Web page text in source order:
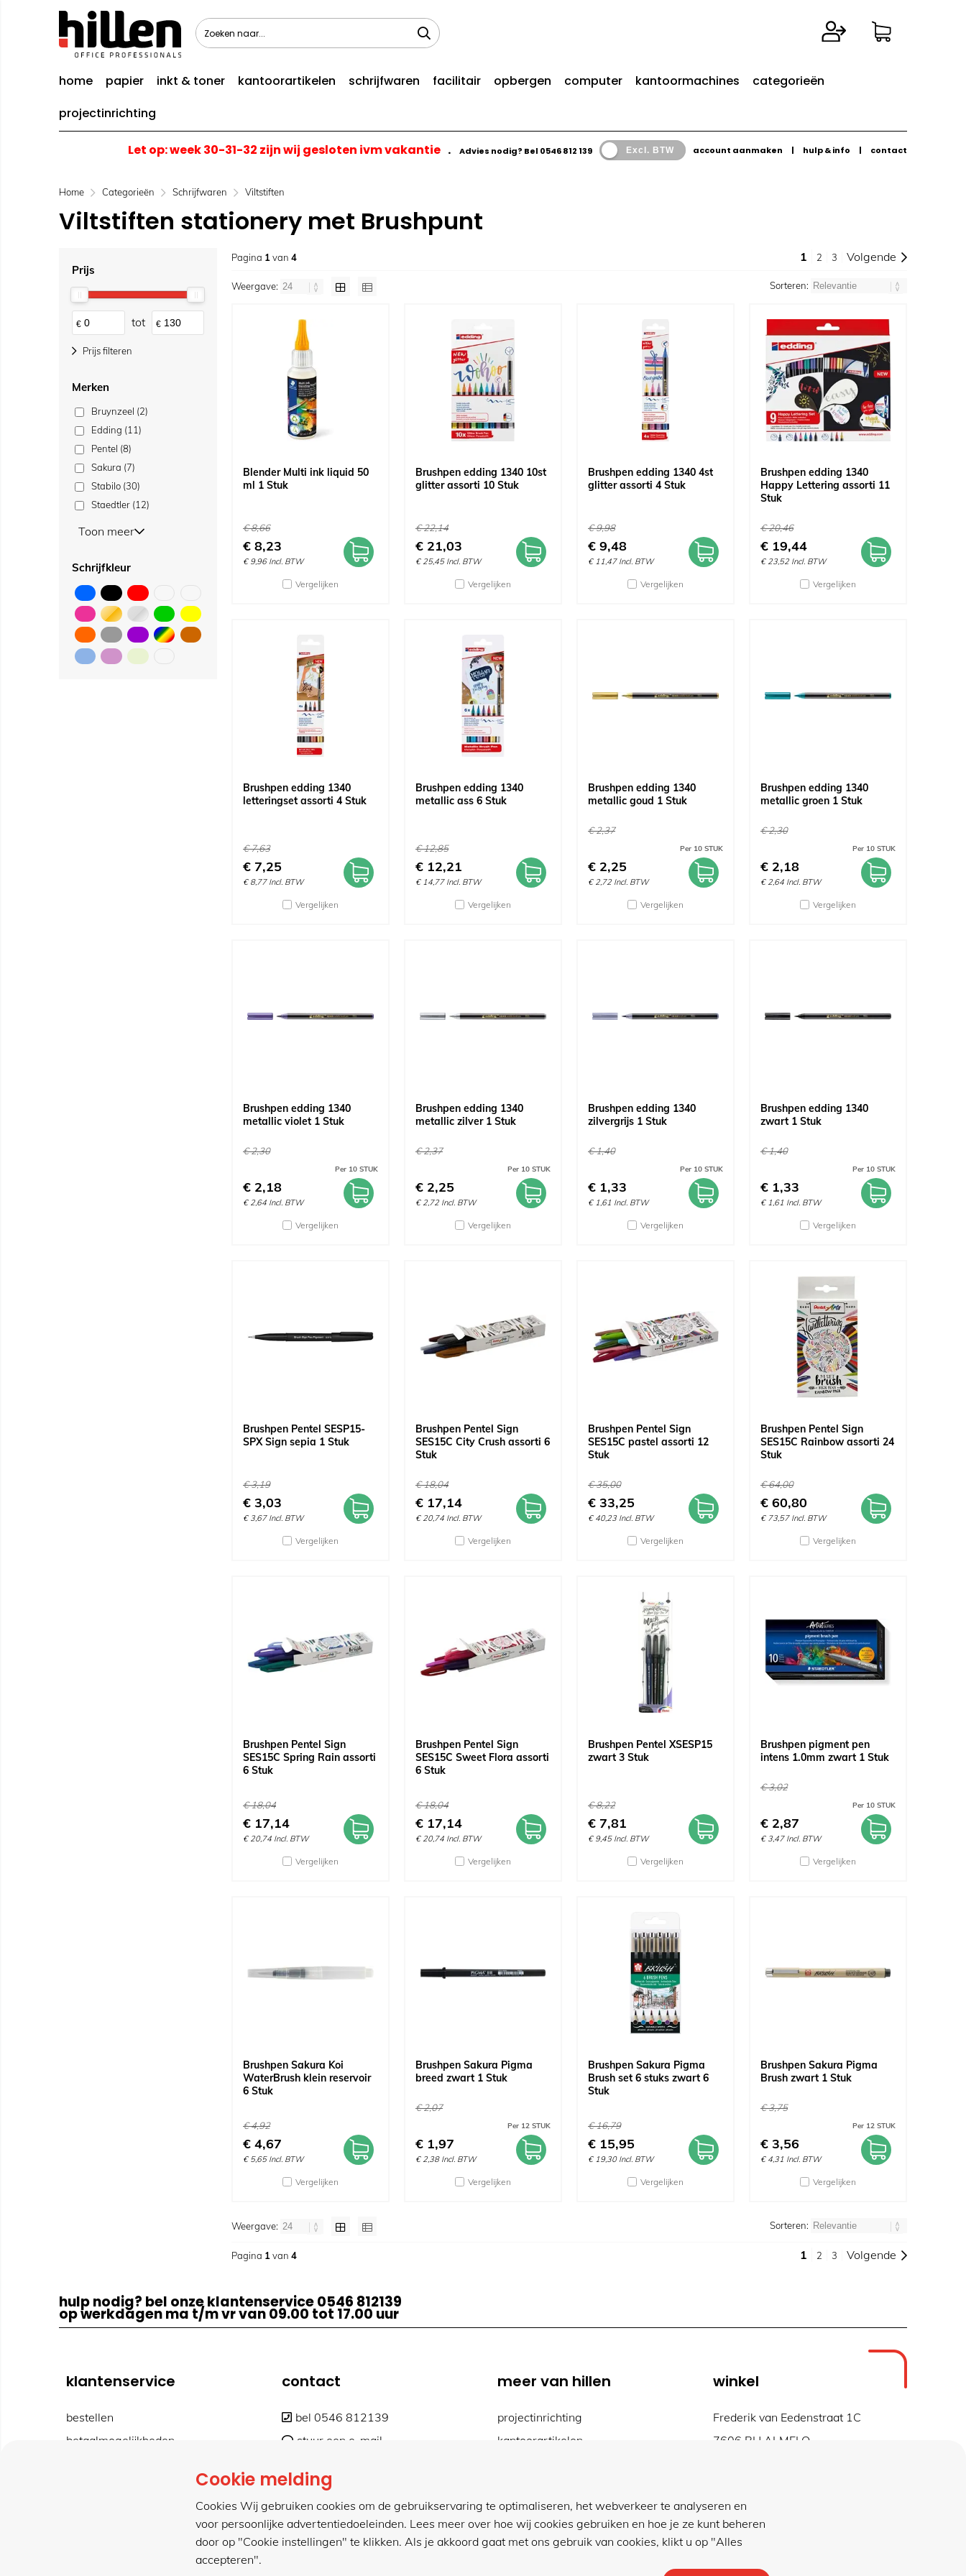
home papier inkt & toner kantoorartikelen schrijfwaren facilitair opbergen computer kantoormachines
categorieën
projectinrichting
Let op: week 30-31-32 zijn wij gesloten ivm vakantie . Advies nodig? Bel 0546 812 139 Excl. BTW account aanmaken | hulp & info | contact
Home Categorieën Schrijfwaren Viltstiften
Viltstiften stationery met Brushpunt
Prijs
€ tot €
Prijs filteren
Merken
Bruynzeel (2)
Edding (11)
Pentel (8)
Sakura (7)
Stabilo (30)
Staedtler (12)
Toon meer
Schrijfkleur
Pagina 1 van 4 1 2 3 Volgende
Weergave: Sorteren:
Blender Multi ink liquid 50
ml 1 Stuk
€8,66
€ 8,23
€ 9,96 Incl. BTW
Vergelijken
Brushpen edding 1340 10st
glitter assorti 10 Stuk
€22,14
€ 21,03
€ 25,45 Incl. BTW
Vergelijken
Brushpen edding 1340 4st
glitter assorti 4 Stuk
€9,98
€ 9,48
€ 11,47 Incl. BTW
Vergelijken
Brushpen edding 1340
Happy Lettering assorti 11
Stuk
€20,46
€ 19,44
€ 23,52 Incl. BTW
Vergelijken
Brushpen edding 1340
letteringset assorti 4 Stuk
€7,63
€ 7,25
€ 8,77 Incl. BTW
Vergelijken
Brushpen edding 1340
metallic ass 6 Stuk
€12,85
€ 12,21
€ 14,77 Incl. BTW
Vergelijken
Brushpen edding 1340
metallic goud 1 Stuk
€2,37
Per 10 STUK
€ 2,25
€ 2,72 Incl. BTW
Vergelijken
Brushpen edding 1340
metallic groen 1 Stuk
€2,30
Per 10 STUK
€ 2,18
€ 2,64 Incl. BTW
Vergelijken
Brushpen edding 1340
metallic violet 1 Stuk
€2,30
Per 10 STUK
€ 2,18
€ 2,64 Incl. BTW
Vergelijken
Brushpen edding 1340
metallic zilver 1 Stuk
€2,37
Per 10 STUK
€ 2,25
€ 2,72 Incl. BTW
Vergelijken
Brushpen edding 1340
zilvergrijs 1 Stuk
€1,40
Per 10 STUK
€ 1,33
€ 1,61 Incl. BTW
Vergelijken
Brushpen edding 1340
zwart 1 Stuk
€1,40
Per 10 STUK
€ 1,33
€ 1,61 Incl. BTW
Vergelijken
Brushpen Pentel SESP15-
SPX Sign sepia 1 Stuk
€3,19
€ 3,03
€ 3,67 Incl. BTW
Vergelijken
Brushpen Pentel Sign
SES15C City Crush assorti 6
Stuk
€18,04
€ 17,14
€ 20,74 Incl. BTW
Vergelijken
Brushpen Pentel Sign
SES15C pastel assorti 12
Stuk
€35,00
€ 33,25
€ 40,23 Incl. BTW
Vergelijken
Brushpen Pentel Sign
SES15C Rainbow assorti 24
Stuk
€64,00
€ 60,80
€ 73,57 Incl. BTW
Vergelijken
Brushpen Pentel Sign
SES15C Spring Rain assorti
6 Stuk
€18,04
€ 17,14
€ 20,74 Incl. BTW
Vergelijken
Brushpen Pentel Sign
SES15C Sweet Flora assorti
6 Stuk
€18,04
€ 17,14
€ 20,74 Incl. BTW
Vergelijken
Brushpen Pentel XSESP15
zwart 3 Stuk
€8,22
€ 7,81
€ 9,45 Incl. BTW
Vergelijken
Brushpen pigment pen
intens 1.0mm zwart 1 Stuk
€3,02
Per 10 STUK
€ 2,87
€ 3,47 Incl. BTW
Vergelijken
Brushpen Sakura Koi
WaterBrush klein reservoir
6 Stuk
€4,92
€ 4,67
€ 5,65 Incl. BTW
Vergelijken
Brushpen Sakura Pigma
breed zwart 1 Stuk
€2,07
Per 12 STUK
€ 1,97
€ 2,38 Incl. BTW
Vergelijken
Brushpen Sakura Pigma
Brush set 6 stuks zwart 6
Stuk
€16,79
€ 15,95
€ 19,30 Incl. BTW
Vergelijken
Brushpen Sakura Pigma
Brush zwart 1 Stuk
€3,75
Per 12 STUK
€ 3,56
€ 4,31 Incl. BTW
Vergelijken
Weergave: Sorteren:
Pagina 1 van 4 1 2 3 Volgende
hulp nodig? bel onze klantenservice 0546 812139
op werkdagen ma t/m vr van 09.00 tot 17.00 uur
klantenservice
bestellen
betaalmogelijkheden
contact
bel 0546 812139
stuur een e-mail
www.hillenkantoor.nl
meer van hillen
projectinrichting
kantoorartikelen
winkel
Frederik van Eedenstraat 1C
7606 BH ALMELO
Cookie melding
Cookies Wij gebruiken cookies om de gebruikservaring te optimaliseren, het webverkeer te analyseren en
voor persoonlijke advertentiedoeleinden. Lees meer over hoe wij cookies gebruiken en hoe je ze kunt beheren
door op "Cookie instellingen" te klikken. Als je akkoord gaat met ons gebruik van cookies, klikt u op "Alles
accepteren".